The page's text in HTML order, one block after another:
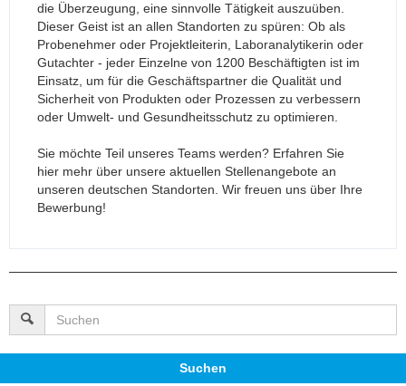
die Überzeugung, eine sinnvolle Tätigkeit auszuüben.
Dieser Geist ist an allen Standorten zu spüren: Ob als
Probenehmer oder Projektleiterin, Laboranalytikerin oder
Gutachter - jeder Einzelne von 1200 Beschäftigten ist im
Einsatz, um für die Geschäftspartner die Qualität und
Sicherheit von Produkten oder Prozessen zu verbessern
oder Umwelt- und Gesundheitsschutz zu optimieren.
Sie möchte Teil unseres Teams werden? Erfahren Sie
hier mehr über unsere aktuellen Stellenangebote an
unseren deutschen Standorten. Wir freuen uns über Ihre
Bewerbung!
Suchen